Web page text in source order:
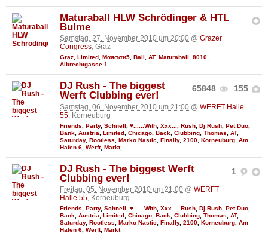
Maturaball HLW Schrödinger & HTL
Bulme
Samstag, 27. November 2010 um 20:00 @ Grazer
Congress, Graz
Graz Limited Мαяσσи5 Ball AT, Maturaball 8010
Albrechtgasse 1
65848 155
DJ Rush - The biggest
Werft Clubbing ever!
Samstag, 06. November 2010 um 21:00 @ WERFT Halle
55 , Korneuburg
Friends Party, Schnell ♥......With Xxx... Rush Dj Rush Pet Duo
Bank Austria Limited Chicago Back Clubbing Thomas AT,
Saturday, Rootless Marko Nastic Finally, 2100 Korneuburg Am
Hafen 6 Werft, Markt,
1
DJ Rush - The biggest Werft
Clubbing ever!
Freitag, 05. November 2010 um 21:00 @ WERFT
Halle 55, Korneuburg
Friends Party, Schnell ♥......With Xxx... Rush Dj Rush Pet Duo
Bank Austria Limited Chicago Back Clubbing Thomas AT,
Saturday, Rootless Marko Nastic Finally, 2100 Korneuburg Am
Hafen 6 Werft, Markt